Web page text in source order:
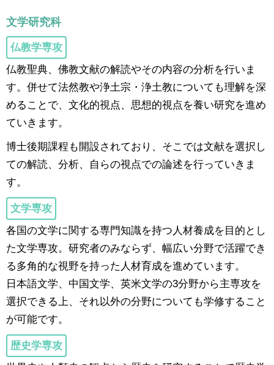
文学研究科
仏教学専攻
仏教聖典、佛教文献の解読やその内容の分析を行いま
す。併せて法然教や浄土宗・浄土教についても理解を深
めることで、文化的視点、思想的視点を養い研究を進め
ていきます。
博士後期課程も開設されており、そこでは文献を選択し
ての解読、分析、自らの視点での論述を行っていきま
す。
文学専攻
各国の文学に関する専門知識を持つ人材養成を目的とし
た文学専攻。研究者のみならず、幅広い分野で活躍でき
る多角的な視野を持った人材育成を進めています。
日本語文学、中国文学、英米文学の3分野から主専攻を
選択できる上、それ以外の分野についても学修すること
が可能です。
歴史学専攻